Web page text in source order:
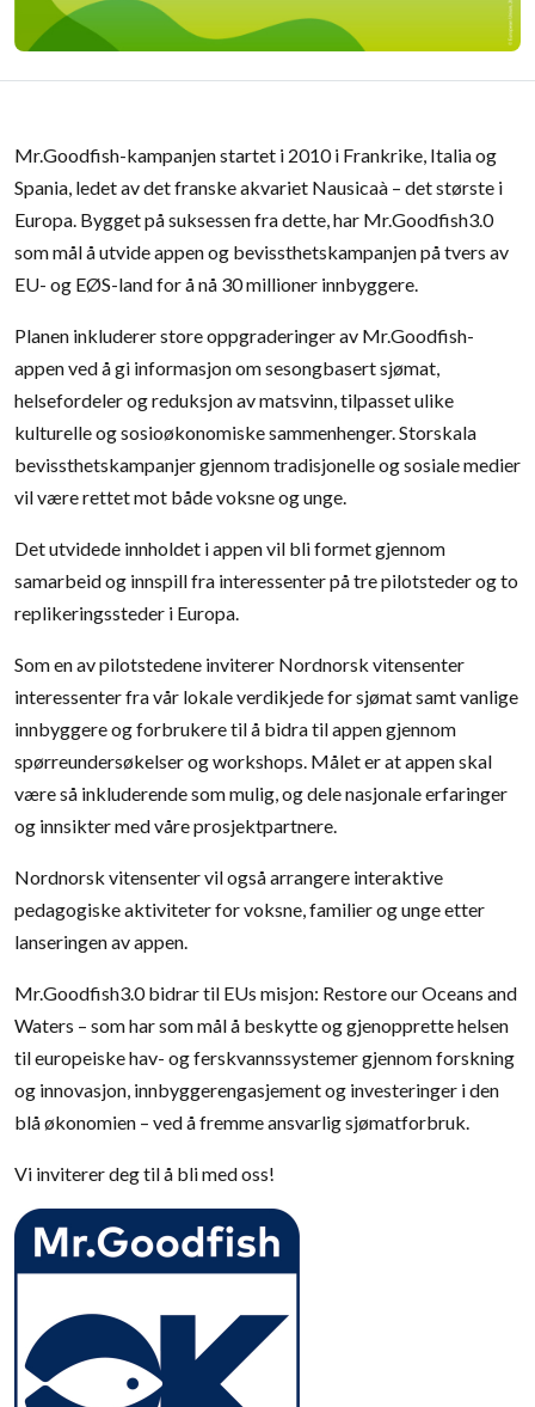
Mr.Goodfish-kampanjen startet i 2010 i Frankrike, Italia og
Spania, ledet av det franske akvariet Nausicaà – det største i
Europa. Bygget på suksessen fra dette, har Mr.Goodfish3.0
som mål å utvide appen og bevissthetskampanjen på tvers av
EU- og EØS-land for å nå 30 millioner innbyggere.
Planen inkluderer store oppgraderinger av Mr.Goodfish-
appen ved å gi informasjon om sesongbasert sjømat,
helsefordeler og reduksjon av matsvinn, tilpasset ulike
kulturelle og sosioøkonomiske sammenhenger. Storskala
bevissthetskampanjer gjennom tradisjonelle og sosiale medier
vil være rettet mot både voksne og unge.
Det utvidede innholdet i appen vil bli formet gjennom
samarbeid og innspill fra interessenter på tre pilotsteder og to
replikeringssteder i Europa.
Som en av pilotstedene inviterer Nordnorsk vitensenter
interessenter fra vår lokale verdikjede for sjømat samt vanlige
innbyggere og forbrukere til å bidra til appen gjennom
spørreundersøkelser og workshops. Målet er at appen skal
være så inkluderende som mulig, og dele nasjonale erfaringer
og innsikter med våre prosjektpartnere.
Nordnorsk vitensenter vil også arrangere interaktive
pedagogiske aktiviteter for voksne, familier og unge etter
lanseringen av appen.
Mr.Goodfish3.0 bidrar til EUs misjon: Restore our Oceans and
Waters – som har som mål å beskytte og gjenopprette helsen
til europeiske hav- og ferskvannssystemer gjennom forskning
og innovasjon, innbyggerengasjement og investeringer i den
blå økonomien – ved å fremme ansvarlig sjømatforbruk.
Vi inviterer deg til å bli med oss!